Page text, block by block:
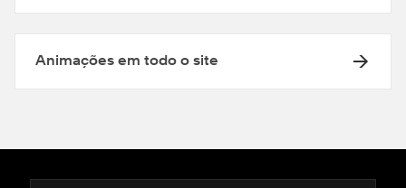
Animações em todo o site